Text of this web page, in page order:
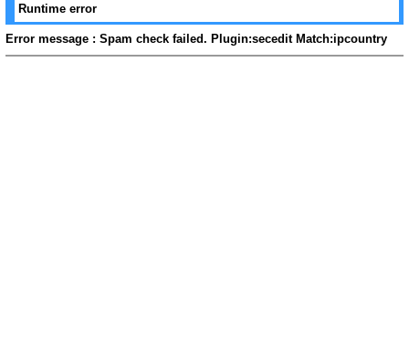
Runtime error
Error message : Spam check failed. Plugin:secedit Match:ipcountry